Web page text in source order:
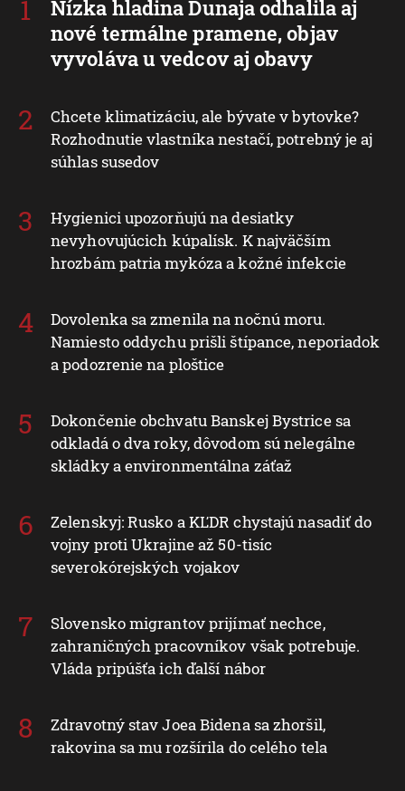
Nízka hladina Dunaja odhalila aj
nové termálne pramene, objav
vyvoláva u vedcov aj obavy
Chcete klimatizáciu, ale bývate v bytovke?
Rozhodnutie vlastníka nestačí, potrebný je aj
súhlas susedov
Hygienici upozorňujú na desiatky
nevyhovujúcich kúpalísk. K najväčším
hrozbám patria mykóza a kožné infekcie
Dovolenka sa zmenila na nočnú moru.
Namiesto oddychu prišli štípance, neporiadok
a podozrenie na ploštice
Dokončenie obchvatu Banskej Bystrice sa
odkladá o dva roky, dôvodom sú nelegálne
skládky a environmentálna záťaž
Zelenskyj: Rusko a KĽDR chystajú nasadiť do
vojny proti Ukrajine až 50-tisíc
severokórejských vojakov
Slovensko migrantov prijímať nechce,
zahraničných pracovníkov však potrebuje.
Vláda pripúšťa ich ďalší nábor
Zdravotný stav Joea Bidena sa zhoršil,
rakovina sa mu rozšírila do celého tela